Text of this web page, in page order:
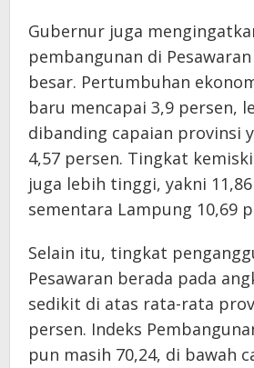
Gubernur juga
pembangunan di
besar. Pertumbuhan
baru mencapai 3,9 persen,
dibanding capaian provinsi
4,57 persen. Tingkat
juga lebih tinggi, yakni
sementara Lampung 10,69
Selain itu, tingkat
Pesawaran berada pada
sedikit di atas rata-rata
persen. Indeks
pun masih 70,24, di bawah